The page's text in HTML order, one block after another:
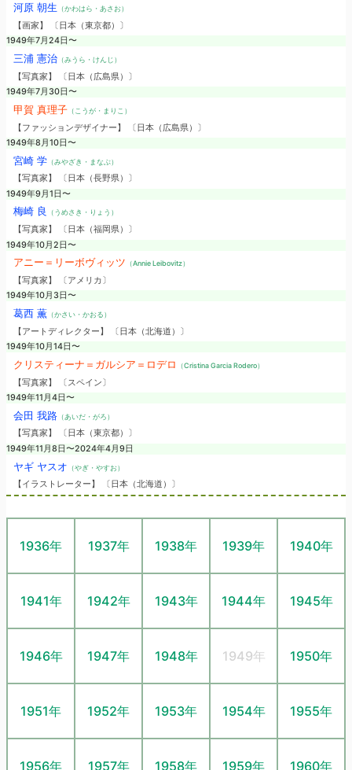
河原 朝生 （かわはら・あさお）
【画家】 〔日本（東京都）〕
1949年7月24日〜
三浦 憲治（みうら・けんじ）
【写真家】 〔日本（広島県）〕
1949年7月30日〜
甲賀 真理子（こうが・まりこ）
【ファッションデザイナー】 〔日本（広島県）〕
1949年8月10日〜
宮崎 学（みやざき・まなぶ）
【写真家】 〔日本（長野県）〕
1949年9月1日〜
梅崎 良 （うめさき・りょう）
【写真家】 〔日本（福岡県）〕
1949年10月2日〜
アニー＝リーボヴィッツ （Annie Leibovitz）
【写真家】 〔アメリカ〕
1949年10月3日〜
葛西 薫（かさい・かおる）
【アートディレクター】 〔日本（北海道）〕
1949年10月14日〜
クリスティーナ＝ガルシア＝ロデロ （Cristina Garcia Rodero）
【写真家】 〔スペイン〕
1949年11月4日〜
会田 我路（あいだ・がろ）
【写真家】 〔日本（東京都）〕
1949年11月8日〜2024年4月9日
ヤギ ヤスオ （やぎ・やすお）
【イラストレーター】 〔日本（北海道）〕
1936年 1937年 1938年 1939年 1940年
1941年 1942年 1943年 1944年 1945年
1946年 1947年 1948年 1949年 1950年
1951年 1952年 1953年 1954年 1955年
1956年 1957年 1958年 1959年 1960年